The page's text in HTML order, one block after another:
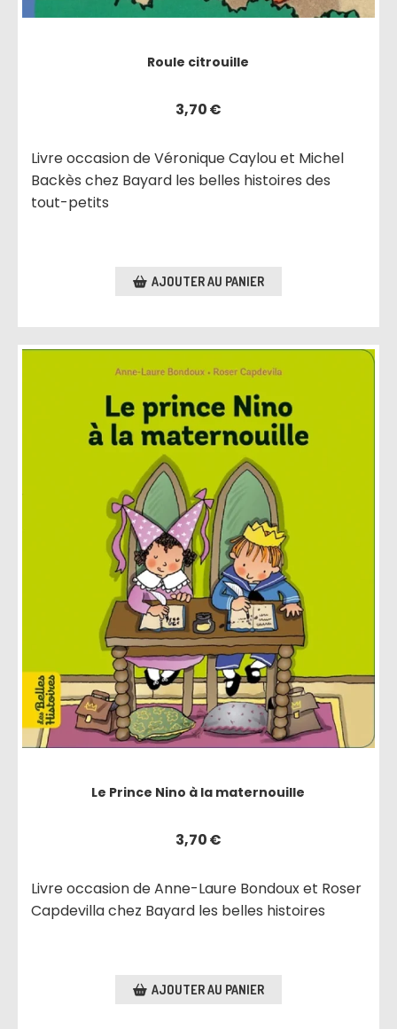
Roule citrouille
3,70€
Livre occasion de Véronique Caylou et Michel
Backès chez Bayard les belles histoires des
tout-petits
AJOUTER AU PANIER
Le Prince Nino à la maternouille
3,70€
Livre occasion de Anne-Laure Bondoux et Roser
Capdevilla chez Bayard les belles histoires
AJOUTER AU PANIER